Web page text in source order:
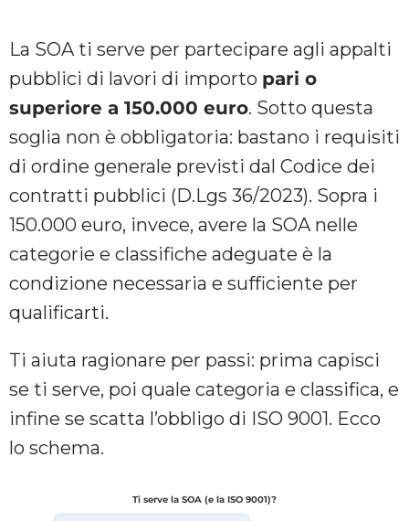
La SOA ti serve per partecipare agli appalti
pubblici di lavori di importo pari o
superiore a 150.000 euro. Sotto questa
soglia non è obbligatoria: bastano i requisiti
di ordine generale previsti dal Codice dei
contratti pubblici (D.Lgs 36/2023). Sopra i
150.000 euro, invece, avere la SOA nelle
categorie e classifiche adeguate è la
condizione necessaria e sufficiente per
qualificarti.
Ti aiuta ragionare per passi: prima capisci
se ti serve, poi quale categoria e classifica, e
infine se scatta l’obbligo di ISO 9001. Ecco
lo schema.
Ti serve la SOA (e la ISO 9001)?